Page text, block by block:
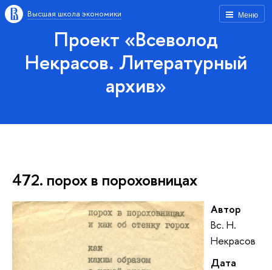
Меню
Высшая школа экономики
Проект «Всеволод
Некрасов. Литературный
архив»
472. порох в пороховницах
Автор
Вс. Н.
Некрасов
Дата